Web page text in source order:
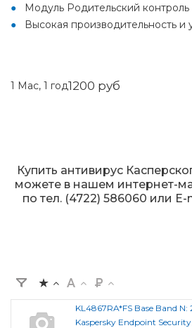
Модуль Родительский контроль
Высокая производительность
1 Mac, 1 год1200 руб
Купить антивирус
можете в нашем интернет-
по тел. (4722) 586060 или E-
KL4867RA*FS Base Band N:
Kaspersky Endpoint